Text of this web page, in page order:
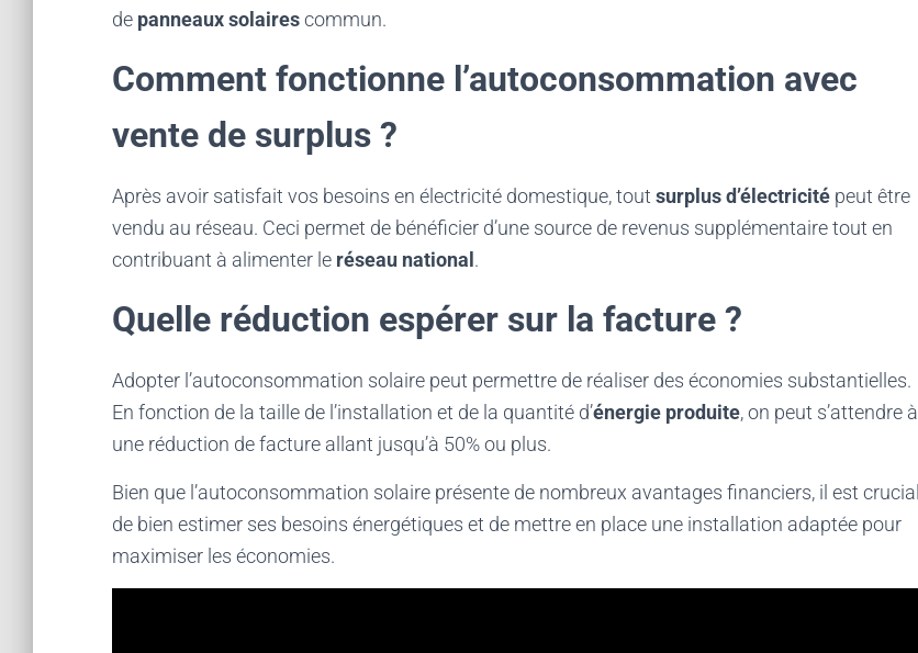
de panneaux solairescommun.
Comment fonctionne l’autoconsommation avec
vente de surplus ?
Après avoir satisfait vos besoins en électricité domestique, tout surplus d’électricité peut être
vendu au réseau. Ceci permet de bénéficier d’une source de revenus supplémentaire tout en
contribuant à alimenter le réseau national .
Quelle réduction espérer sur la facture ?
Adopter l’autoconsommation solaire peut permettre de réaliser des économies substantielles.
En fonction de la taille de l’installation et de la quantité d’énergie produite, on peut s’attendre à
une réduction de facture allant jusqu’à 50% ou plus.
Bien que l’autoconsommation solaire présente de nombreux avantages financiers, il est crucial
de bien estimer ses besoins énergétiques et de mettre en place une installation adaptée pour
maximiser les économies.